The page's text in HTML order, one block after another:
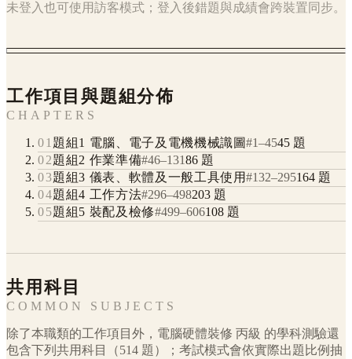
未登入也可使用訪客模式；登入後錯題與成績會跨裝置同步。
工作項目與題組分佈
CHAPTERS
01 題組1 電腦、電子及電機機械識圖#1–4545 題
02題組2 作業準備#46–13186 題
03題組3 儀表、軟體及一般工具使用#132–295164 題
04題組4 工作方法#296–498203 題
05題組5 裝配及檢修#499–606108題
共用科目
COMMON SUBJECTS
除了本職類的工作項目外， 電腦硬體裝修 丙級 的學科測驗還
包含下列共用科目（514 題）；考試模式會依實際出題比例抽